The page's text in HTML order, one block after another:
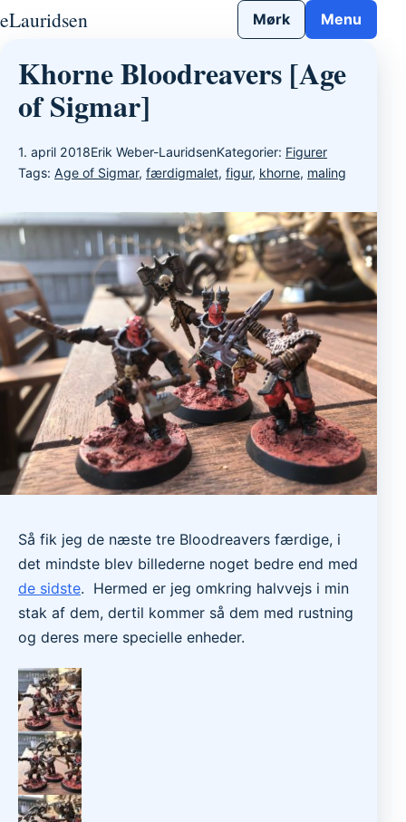
Gå til indhold
eLauridsen Mørk Menu
Khorne Bloodreavers [Age
of Sigmar]
1. april 2018Erik Weber-LauridsenKategorier: Figurer
Tags: Age of Sigmar, færdigmalet, figur, khorne, maling
Så fik jeg de næste tre Bloodreavers færdige, i
det mindste blev billederne noget bedre end med
de sidste. Hermed er jeg omkring halvvejs i min
stak af dem, dertil kommer så dem med rustning
og deres mere specielle enheder.